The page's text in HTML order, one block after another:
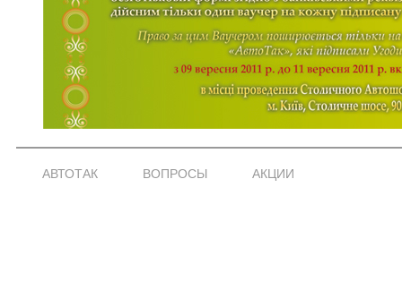
АВТОТАК ВОПРОСЫ АКЦИИ